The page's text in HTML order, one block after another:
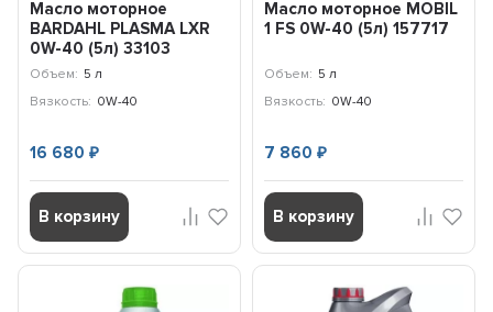
Масло моторное
BARDAHL PLASMA LXR
0W-40 (5л) 33103
Объем: 5 л
Вязкость: 0W-40
16 680₽
В корзину
Масло моторное MOBIL
1 FS 0W-40 (5л) 157717
Объем: 5 л
Вязкость: 0W-40
7 860 ₽
В корзину